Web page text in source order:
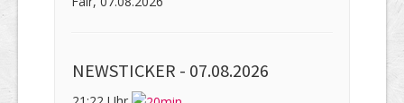
NEWSTICKER - 07.08.2026